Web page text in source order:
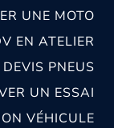
UNE MOTO
EN ATELIER
PNEUS
UN ESSAI
VÉHICULE